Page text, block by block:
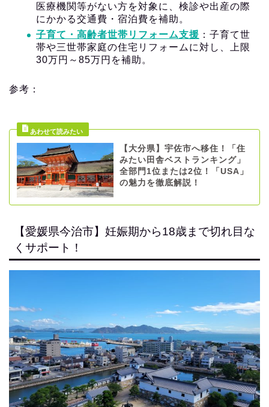
医療機関等がない方を対象に、検診や出産の際
にかかる交通費・宿泊費を補助。
子育て・高齢者世帯リフォーム支援 ：子育て世
帯や三世帯家庭の住宅リフォームに対し、上限
30万円～85万円を補助。
参考：
【大分県】宇佐市へ移住！「住
みたい田舎ベストランキング」
全部門1位または2位！「USA」
の魅力を徹底解説！
【愛媛県今治市】妊娠期から18歳まで切れ目な
くサポート！